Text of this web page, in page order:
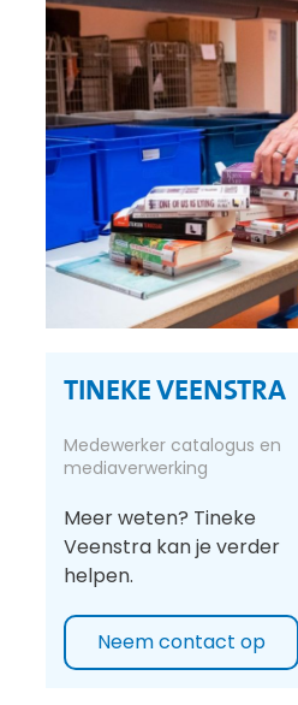
TINEKE VEENSTRA
Medewerker catalogus en
mediaverwerking
Meer weten? Tineke
Veenstra kan je verder
helpen.
Neem contact op